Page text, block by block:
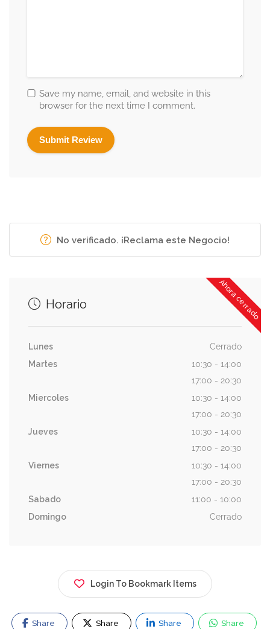
Save my name, email, and website in this
browser for the next time I comment.
No verificado. ¡Reclama este Negocio!
Ahora cerrado
Horario
Lunes
Cerrado
Martes
10:30 - 14:00
17:00 - 20:30
Miercoles
10:30 - 14:00
17:00 - 20:30
Jueves
10:30 - 14:00
17:00 - 20:30
Viernes
10:30 - 14:00
17:00 - 20:30
Sabado
11:00 - 10:00
Domingo
Cerrado
Login To Bookmark Items
Share Share Share Share